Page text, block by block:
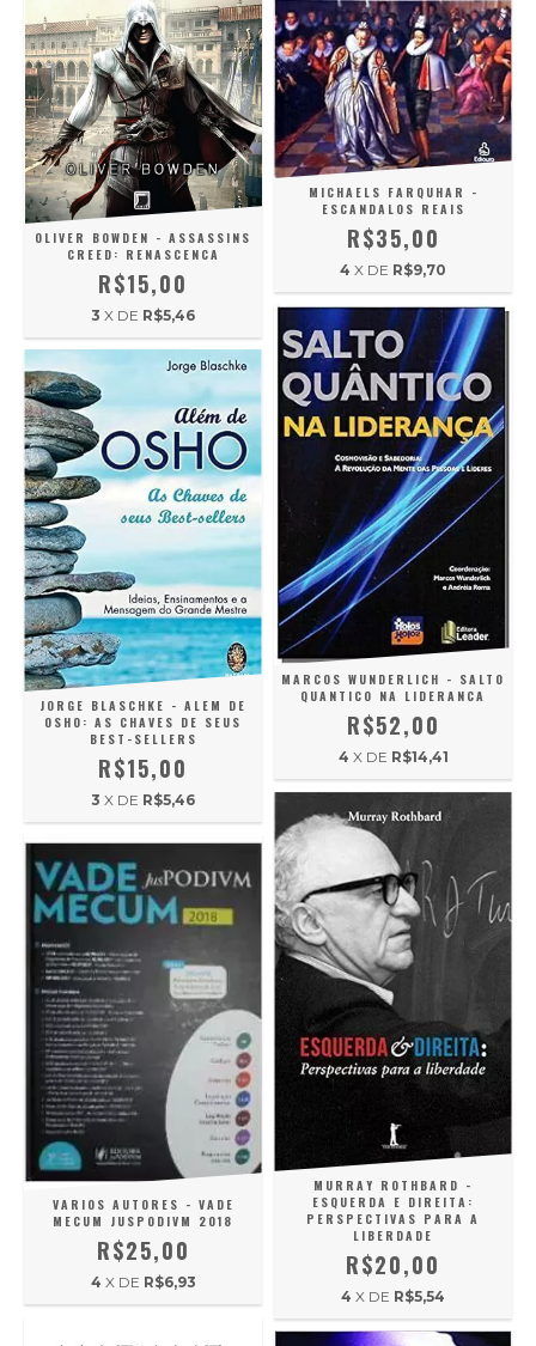
OLIVER BOWDEN - ASSASSINS
CREED: RENASCENCA
R$15,00
3 X DE R$5,46
MICHAELS FARQUHAR -
ESCANDALOS REAIS
R$35,00
4 X DE R$9,70
JORGE BLASCHKE - ALEM DE
OSHO: AS CHAVES DE SEUS
BEST-SELLERS
R$15,00
3 X DE R$5,46
MARCOS WUNDERLICH - SALTO
QUANTICO NA LIDERANCA
R$52,00
4 X DE R$14,41
VARIOS AUTORES - VADE
MECUM JUSPODIVM 2018
R$25,00
4 X DE R$6,93
MURRAY ROTHBARD -
ESQUERDA E DIREITA:
PERSPECTIVAS PARA A
LIBERDADE
R$20,00
4 X DE R$5,54